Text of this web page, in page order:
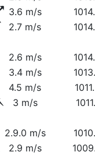
3.6 m/s
2.7 m/s
2.6 m/s
3.4 m/s
4.5 m/s
3 m/s
2.9.0 m/s
2.9 m/s